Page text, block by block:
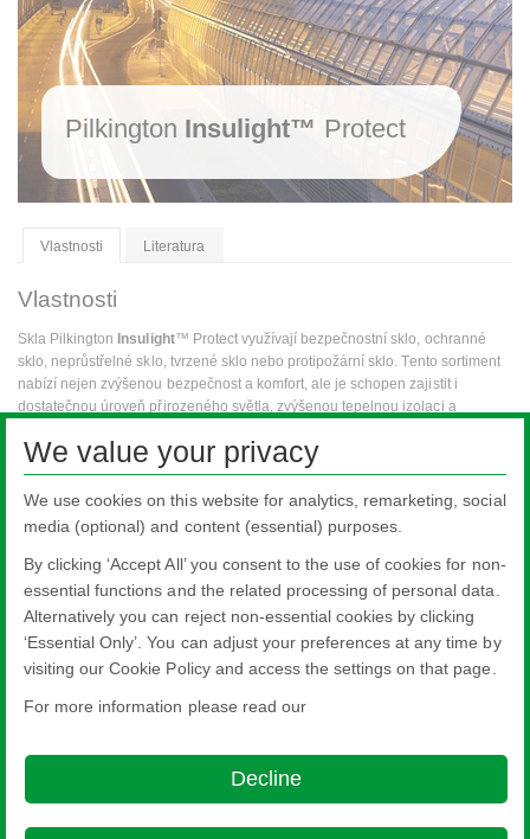
Pilkington Insulight™ Protect
Vlastnosti Literatura
Vlastnosti
Skla Pilkington Insulight™ Protect využívají bezpečnostní sklo, ochranné
sklo, neprůstřelné sklo, tvrzené sklo nebo protipožární sklo. Tento sortiment
nabízí nejen zvýšenou bezpečnost a komfort, ale je schopen zajistit i
dostatečnou úroveň přirozeného světla, zvýšenou tepelnou izolaci a
Izolační skla PilkingtonInsulight™ Protect mohou obsahovat:
Pilkington Optilam™ - laminované bezpečnostní sklo.
Pilkington Tvrzené Sklo - tvrzené bezpečnostní sklo.
Projektové reference
Head Office - 3-5-27 Mita Minato-ku Tokyo
We value your privacy
We use cookies on this website for analytics, remarketing, social
media (optional) and content (essential) purposes.
By clicking ‘Accept All’ you consent to the use of cookies for non-
essential functions and the related processing of personal data.
Alternatively you can reject non-essential cookies by clicking
‘Essential Only’. You can adjust your preferences at any time by
visiting our Cookie Policy and access the settings on that page.
For more information please read our
Decline